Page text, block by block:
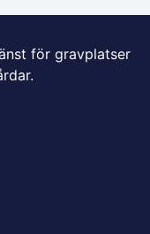
för gravplatser